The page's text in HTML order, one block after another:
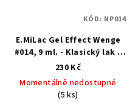
E.MiLac Gel Effect Wenge
#014, 9 ml. - Klasický lak s
gelovým efektem
230 Kč
Momentálně nedostupné
(5 ks)
KÓD: NP014